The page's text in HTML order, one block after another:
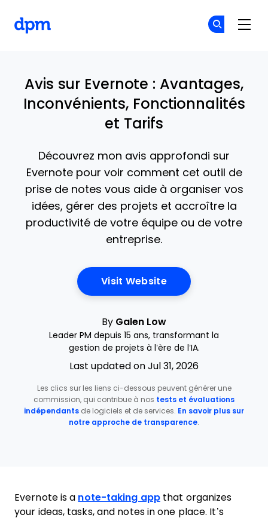
Avis sur Evernote : Avantages,
Inconvénients, Fonctionnalités
et Tarifs
Découvrez mon avis approfondi sur
Evernote pour voir comment cet outil de
prise de notes vous aide à organiser vos
idées, gérer des projets et accroître la
productivité de votre équipe ou de votre
entreprise.
Visit WebsiteOpens New Window
By Galen Low
Leader PM depuis 15 ans, transformant la
gestion de projets à l’ère de l’IA.
Last updated on Jul 31, 2026
Les clics sur les liens ci-dessous peuvent générer une
commission, qui contribue à nos tests et évaluations
indépendants de logiciels et de services. En savoir plus sur
notre approche de transparence.
Evernote is a note-taking appthat organizes
your ideas, tasks, and notes in one place. It’s